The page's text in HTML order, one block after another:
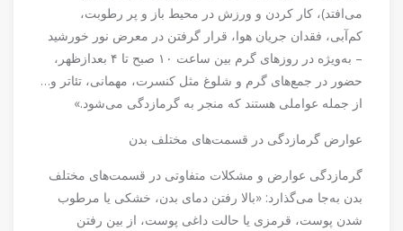
می‌افتد)، کار کردن و ورزش در محیط باز و پر رطوبت،
کم‌آبی، فقدان جریان هوا، قرار گرفتن در معرض نور خورشید
– به‌ویژه در روز‌های گرم بین ساعت ۱۰ صبح تا ۴ بعدازظهر،
حضور در جمع‌های گرم و شلوغ مثل کنسرت، مهمانی، تئاتر و…
از جمله عواملی هستند که منجر به گرمازدگی می‌شود.»
عوارض گرمازدگی در قسمت‌های مختلف بدن
گرمازدگی عوارض و مشکلات متفاوتی در قسمت‌های مختلف
بدن به‌جا می‌گذارد: «بالا رفتن دمای بدن، خشکی یا مرطوب
شدن پوست، قرمزی یا حالت داغی پوست، از بین رفتن